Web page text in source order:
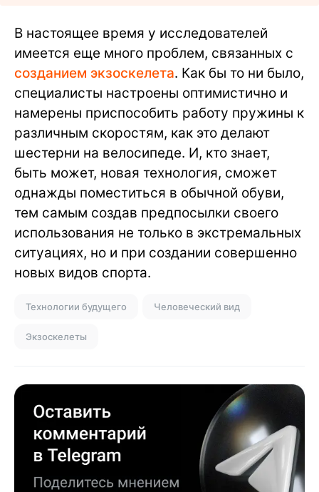
В настоящее время у исследователей
имеется еще много проблем, связанных с
созданием экзоскелета. Как бы то ни было,
специалисты настроены оптимистично и
намерены приспособить работу пружины к
различным скоростям, как это делают
шестерни на велосипеде. И, кто знает,
быть может, новая технология, сможет
однажды поместиться в обычной обуви,
тем самым создав предпосылки своего
использования не только в экстремальных
ситуациях, но и при создании совершенно
новых видов спорта.
Технологии будущего Человеческий вид
Экзоскелеты